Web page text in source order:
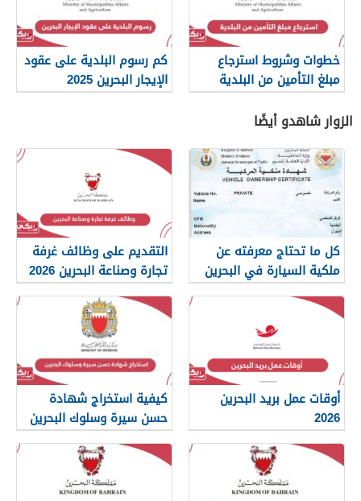
خطوات وشروط استرجاع
مبلغ التأمين من البلدية
البحرينية
كم رسوم البلدية على عقود
الإيجار البحرين 2025
الزوار شاهدو أيضًا
كل ما تحتاج معرفته عن
ملكية السيارة في البحرين
التقديم على وظائف غرفة
تجارة وصناعة البحرين 2026
أوقات عمل بريد البحرين
2026
كيفية استخراج شهادة
حسن سيرة وسلوك البحرين
2026